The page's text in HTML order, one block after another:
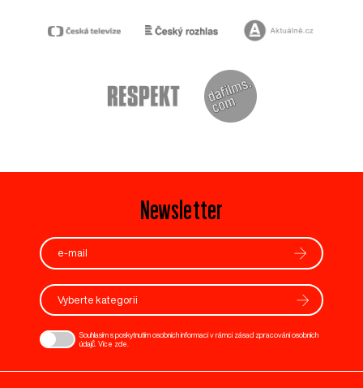
Newsletter
Vyberte kategorii
Souhlasím s poskytnutím osobních informací v rámci zásad zpracování osobních
údajů. Více zde